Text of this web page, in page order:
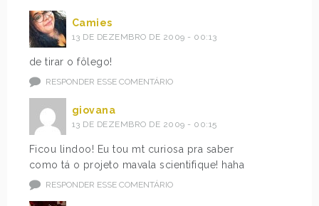
Camies
13 DE DEZEMBRO DE 2009 - 00:13
de tirar o fôlego!
RESPONDER ESSE COMENTÁRIO
giovana
13 DE DEZEMBRO DE 2009 - 00:15
Ficou lindoo! Eu tou mt curiosa pra saber
como tá o projeto mavala scientifique! haha
RESPONDER ESSE COMENTÁRIO